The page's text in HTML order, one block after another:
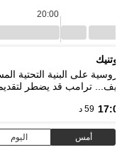
20:00
سبوتنيك
روسية على البنية التحتية
كييف... ترامب قد يضطر لتقديم
17:00 59 د
أمس اليوم